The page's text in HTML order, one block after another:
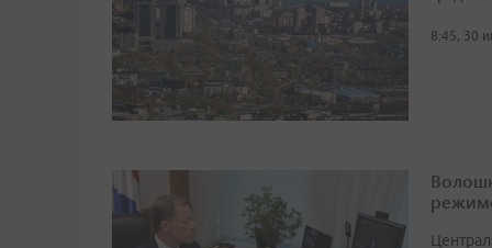
8:45, 30